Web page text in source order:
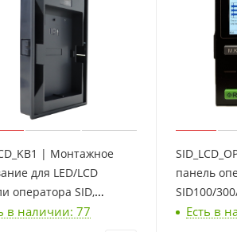
| Монтажное
для LED/LCD
оператора SID,
Sinvel
в наличии: 77
панель
SID100/
Есть в